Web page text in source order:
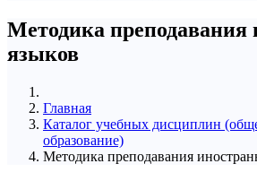
Методика преподавания
языков
Главная
Каталог учебных дисциплин
образование)
Методика преподавания